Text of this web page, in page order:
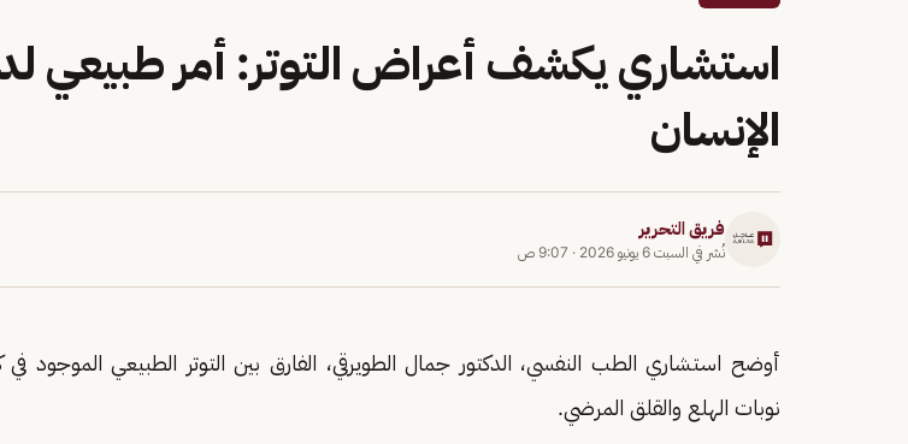
استشاري يكشف أعراض التوتر: أمر طبيعي
الإنسان
فريق التحرير
نُشر في السبت 6 يونيو 2026 · 9:07 ص
أوضح استشاري الطب النفسي، الدكتور جمال الطويرقي، الفارق بين التوتر الطبيعي الموجود في
نوبات الهلع والقلق المرضي.